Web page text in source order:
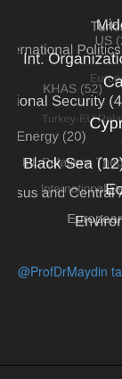
@ProfDrMaydin